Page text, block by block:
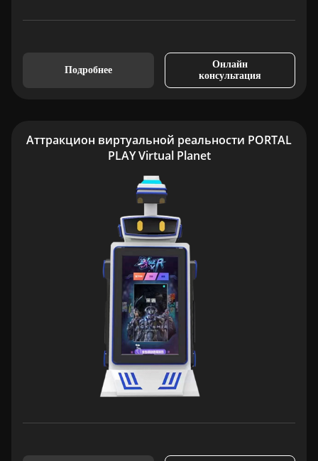
Подробнее
Онлайн
консультация
Аттракцион виртуальной реальности PORTAL
PLAY Virtual Planet